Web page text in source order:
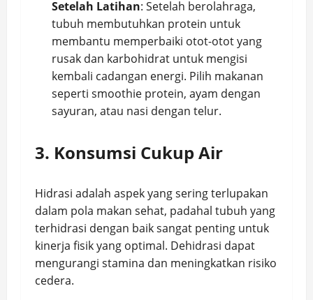
Setelah Latihan: Setelah berolahraga,
tubuh membutuhkan protein untuk
membantu memperbaiki otot-otot yang
rusak dan karbohidrat untuk mengisi
kembali cadangan energi. Pilih makanan
seperti smoothie protein, ayam dengan
sayuran, atau nasi dengan telur.
3. Konsumsi Cukup Air
Hidrasi adalah aspek yang sering terlupakan
dalam pola makan sehat, padahal tubuh yang
terhidrasi dengan baik sangat penting untuk
kinerja fisik yang optimal. Dehidrasi dapat
mengurangi stamina dan meningkatkan risiko
cedera.